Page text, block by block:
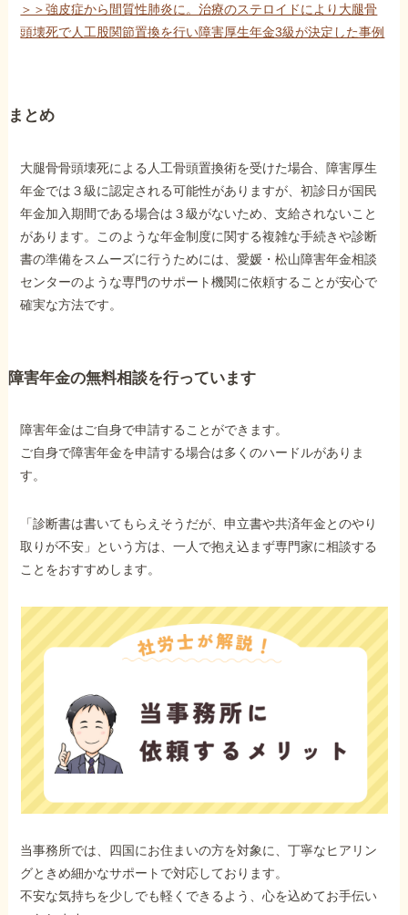
＞＞強皮症から間質性肺炎に。治療のステロイドにより大腿骨
頭壊死で人工股関節置換を行い障害厚生年金3級が決定した事例
まとめ
大腿骨骨頭壊死による人工骨頭置換術を受けた場合、障害厚生
年金では３級に認定される可能性がありますが、初診日が国民
年金加入期間である場合は３級がないため、支給されないこと
があります。このような年金制度に関する複雑な手続きや診断
書の準備をスムーズに行うためには、愛媛・松山障害年金相談
センターのような専門のサポート機関に依頼することが安心で
確実な方法です。
障害年金の無料相談を行っています
障害年金はご自身で申請することができます。
ご自身で障害年金を申請する場合は多くのハードルがありま
す。
「診断書は書いてもらえそうだが、申立書や共済年金とのやり
取りが不安」という方は、一人で抱え込まず専門家に相談する
ことをおすすめします。
当事務所では、四国にお住まいの方を対象に、丁寧なヒアリン
グときめ細かなサポートで対応しております。
不安な気持ちを少しでも軽くできるよう、心を込めてお手伝い